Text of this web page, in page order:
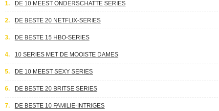
1. DE 10 MEEST ONDERSCHATTE SERIES
2. DE BESTE 20 NETFLIX-SERIES
3. DE BESTE 15 HBO-SERIES
4. 10 SERIES MET DE MOOISTE DAMES
5. DE 10 MEEST SEXY SERIES
6. DE BESTE 20 BRITSE SERIES
7. DE BESTE 10 FAMILIE-INTRIGES